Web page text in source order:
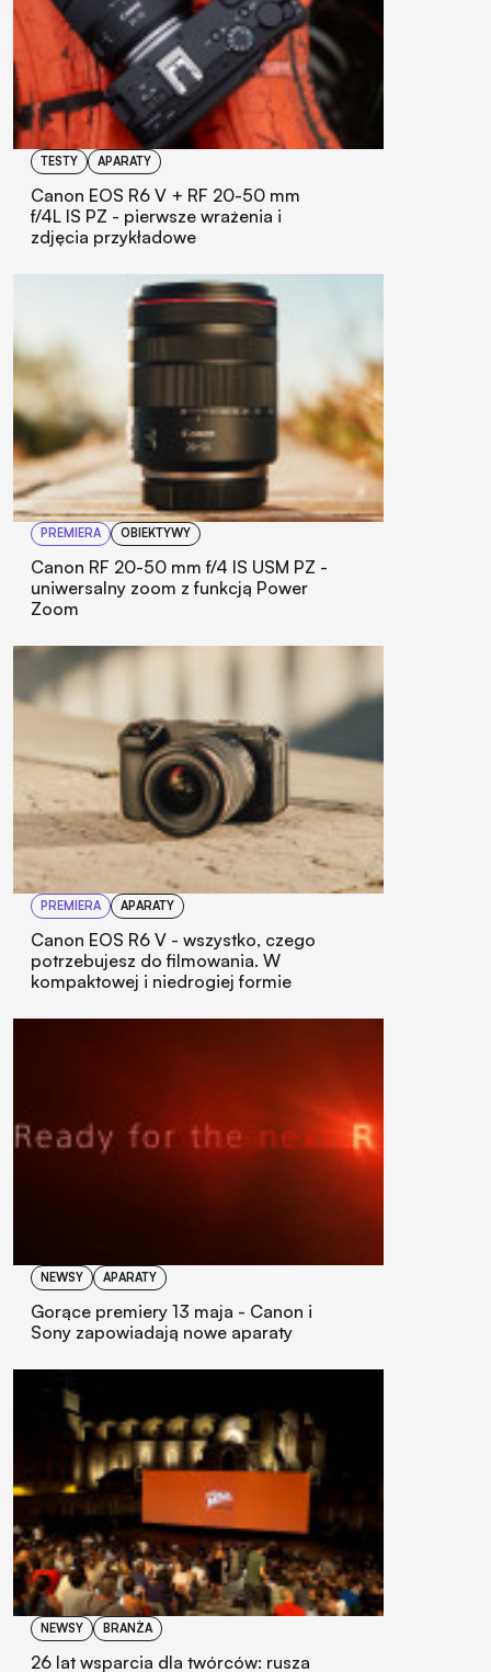
TESTY APARATY
Canon EOS R6 V + RF 20-50 mm
f/4L IS PZ - pierwsze wrażenia i
zdjęcia przykładowe
PREMIERA OBIEKTYWY
Canon RF 20-50 mm f/4 IS USM PZ -
uniwersalny zoom z funkcją Power
Zoom
PREMIERA APARATY
Canon EOS R6 V - wszystko, czego
potrzebujesz do filmowania. W
kompaktowej i niedrogiej formie
NEWSY APARATY
Gorące premiery 13 maja - Canon i
Sony zapowiadają nowe aparaty
NEWSY BRANŻA
26 lat wsparcia dla twórców: rusza